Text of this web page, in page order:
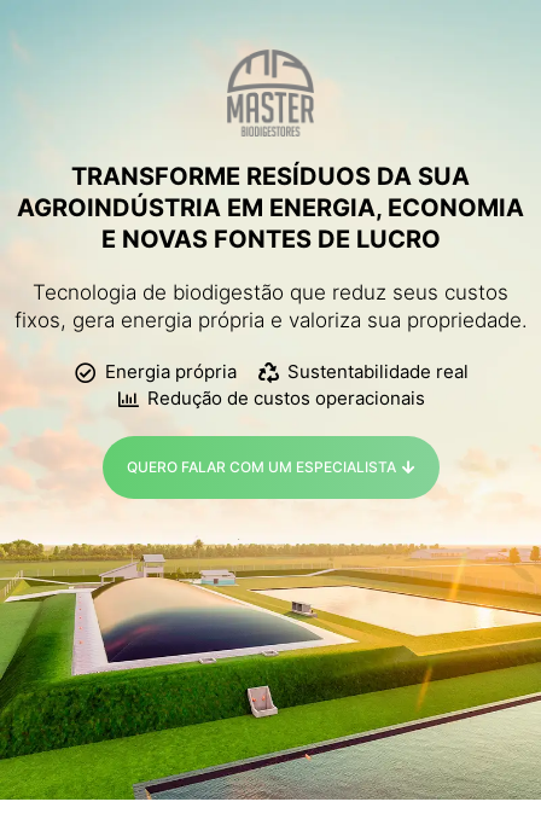
TRANSFORME RESÍDUOS DA SUA
AGROINDÚSTRIA EM ENERGIA, ECONOMIA
E NOVAS FONTES DE LUCRO
Tecnologia de biodigestão que reduz seus custos
fixos, gera energia própria e valoriza sua propriedade.
Energia própria
Sustentabilidade real
Redução de custos operacionais
QUERO FALAR COM UM ESPECIALISTA